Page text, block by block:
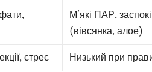
М’які ПАР,
(вівсянка, алое)
стрес Низький при